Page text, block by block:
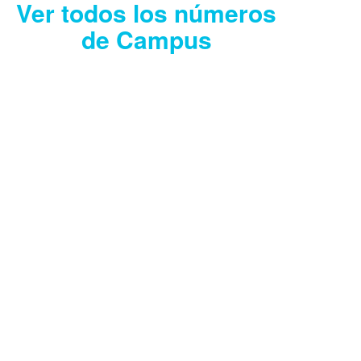
Ver todos los números
de Campus